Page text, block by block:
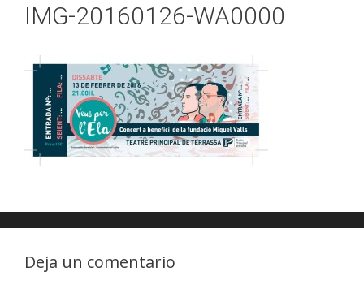
IMG-20160126-WA0000
Deja un comentario